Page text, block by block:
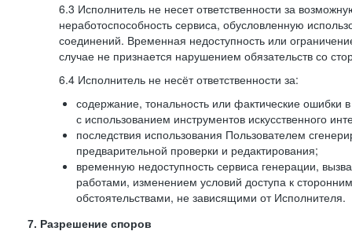
6.3 Исполнитель не несет ответственности за
неработоспособность сервиса, обусловленную
соединений. Временная недоступность или
случае не признается нарушением обязательств со
6.4 Исполнитель не несёт ответственности за:
содержание, тональность или фактические ошибки
с использованием инструментов искусственного
последствия использования Пользователем
предварительной проверки и редактирования;
временную недоступность сервиса генерации,
работами, изменением условий доступа к
обстоятельствами, не зависящими от Исполнителя.
7. Разрешение споров